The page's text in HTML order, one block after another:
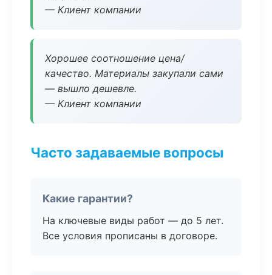
— Клиент компании
Хорошее соотношение цена/
качество. Материалы закупали сами
— вышло дешевле.
— Клиент компании
Часто задаваемые вопросы
Какие гарантии?
На ключевые виды работ — до 5 лет.
Все условия прописаны в договоре.